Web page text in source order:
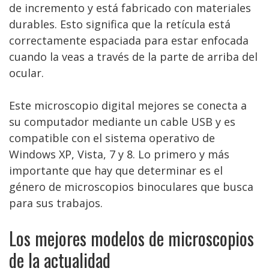
de incremento y está fabricado con materiales
durables. Esto significa que la retícula está
correctamente espaciada para estar enfocada
cuando la veas a través de la parte de arriba del
ocular.
Este microscopio digital mejores se conecta a
su computador mediante un cable USB y es
compatible con el sistema operativo de
Windows XP, Vista, 7 y 8. Lo primero y más
importante que hay que determinar es el
género de microscopios binoculares que busca
para sus trabajos.
Los mejores modelos de microscopios
de la actualidad